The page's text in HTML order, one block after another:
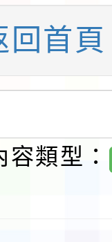
艇及
地點
種對象擴
活動暨
鐘點教
續甄選)
學年
份
度學生
回首頁
類型：